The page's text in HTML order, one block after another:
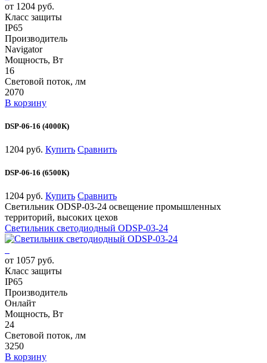
от 1204 руб.
Класс защиты
IP65
Производитель
Navigator
Мощность, Вт
16
Световой поток, лм
2070
В корзину
DSP-06-16 (4000К)
1204 руб. Купить Сравнить
DSP-06-16 (6500К)
1204 руб. Купить Сравнить
Светильник ODSP-03-24 освещение промышленных
территорий, высоких цехов
Светильник светодиодный ODSP-03-24
от 1057 руб.
Класс защиты
IP65
Производитель
Онлайт
Мощность, Вт
24
Световой поток, лм
3250
В корзину